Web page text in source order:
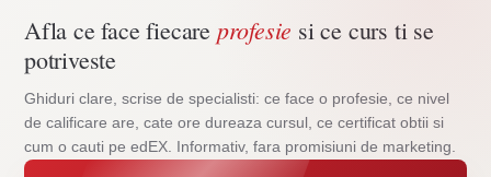
Afla ce face fiecare profesie si ce curs ti se
potriveste
Ghiduri clare, scrise de specialisti: ce face o profesie, ce nivel
de calificare are, cate ore dureaza cursul, ce certificat obtii si
cum o cauti pe edEX. Informativ, fara promisiuni de marketing.